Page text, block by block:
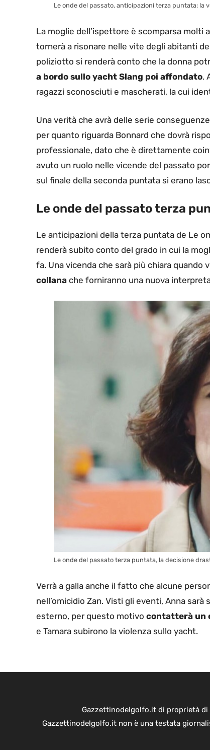
Le onde del passato, anticipazioni terza puntata: la
La moglie dell’ispettore è scomparsa molti
tornerà a risonare nelle vite degli abitanti
poliziotto si renderà conto che la donna
a bordo sullo yacht Slang poi affondato.
ragazzi sconosciuti e mascherati, la cui
Una verità che avrà delle serie
per quanto riguarda Bonnard che dovrà
professionale, dato che è direttamente
avuto un ruolo nelle vicende del passato
sul finale della seconda puntata si erano
Le onde del passato terza
Le anticipazioni della terza puntata de Le
renderà subito conto del grado in cui la
fa. Una vicenda che sarà più chiara quando
collana che forniranno una nuova
Le onde del passato terza puntata, la decisione
Verrà a galla anche il fatto che alcune
nell’omicidio Zan. Visti gli eventi, Anna
esterno, per questo motivo contatterà un
e Tamara subirono la violenza sullo yacht.
Gazzettinodelgolfo.it di proprietà di
Gazzettinodelgolfo.it non è una testata